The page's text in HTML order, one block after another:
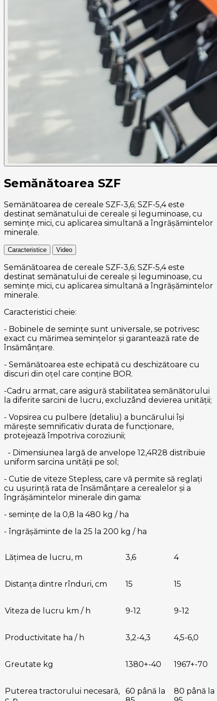
Semănătoarea SZF
Semănătoarea de cereale SZF-3,6; SZF-5,4 este
destinat semănatului de cereale și leguminoase, cu
semințe mici, cu aplicarea simultană a îngrășămintelor
minerale.
Caracteristice Video
Semănătoarea de cereale SZF-3,6; SZF-5,4 este
destinat semănatului de cereale și leguminoase, cu
semințe mici, cu aplicarea simultană a îngrășămintelor
minerale.
Caracteristici cheie:
- Bobinele de semințe sunt universale, se potrivesc
exact cu mărimea semințelor și garantează rate de
însămânțare.
- Semănătoarea este echipată cu deschizătoare cu
discuri din oțel care conține BOR.
-Cadru armat, care asigură stabilitatea semănătorului
la diferite sarcini de lucru, excluzând devierea unității;
- Vopsirea cu pulbere (detaliu) a buncărului își
mărește semnificativ durata de funcționare,
protejează împotriva coroziunii;
- Dimensiunea largă de anvelope 12,4R28 distribuie
uniform sarcina unității pe sol;
- Cutie de viteze Stepless, care vă permite să reglați
cu ușurință rata de însămânțare a cerealelor și a
îngrășămintelor minerale din gama:
- semințe de la 0,8 la 480 kg / ha
- îngrășăminte de la 25 la 200 kg / ha
Lățimea de lucru, m 3,6 4
Distanța dintre rînduri, cm 15 15
Viteza de lucru km / h 9-12 9-12
Productivitate ha / h 3,2-4,3 4,5-6,0
Greutate kg 1380+-40 1967+-70
Puterea tractorului necesară,
60 până la
80 până la